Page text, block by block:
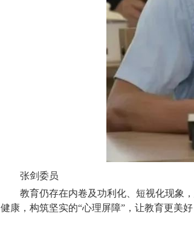
张剑委员
教育仍存在内卷及功利化、短视化现象
健康，构筑坚实的“心理屏障”，让教育更美好